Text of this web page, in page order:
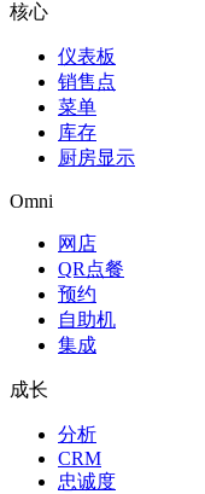
核心
仪表板
销售点
菜单
库存
厨房显示
Omni
网店
QR点餐
预约
自助机
集成
成长
分析
CRM
忠诚度